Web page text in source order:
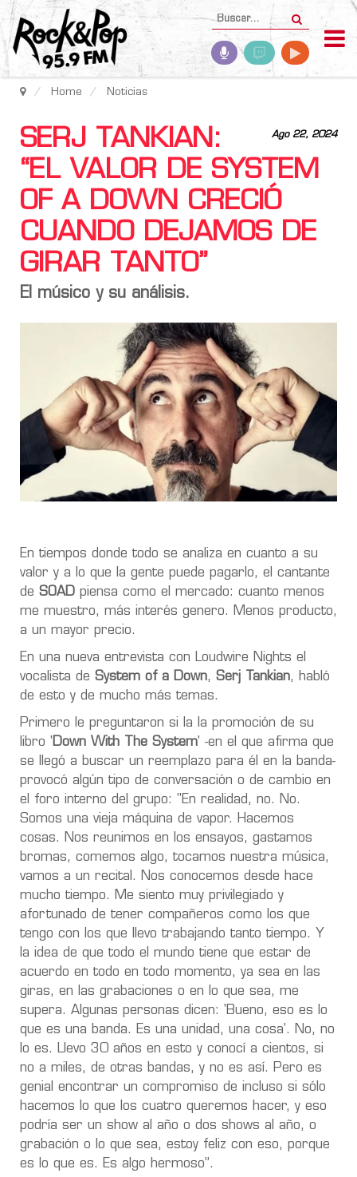
Home Noticias
Ago 22, 2024
SERJ TANKIAN:
“EL VALOR DE SYSTEM
OF A DOWN CRECIÓ
CUANDO DEJAMOS DE
GIRAR TANTO”
El músico y su análisis.
En tiempos donde todo se analiza en cuanto a su
valor y a lo que la gente puede pagarlo, el cantante
de SOAD piensa como el mercado: cuanto menos
me muestro, más interés genero. Menos producto,
a un mayor precio.
En una nueva entrevista con Loudwire Nights el
vocalista de System of a Down, Serj Tankian, habló
de esto y de mucho más temas.
Primero le preguntaron si la la promoción de su
libro 'Down With The System' -en el que afirma que
se llegó a buscar un reemplazo para él en la banda-
provocó algún tipo de conversación o de cambio en
el foro interno del grupo: "En realidad, no. No.
Somos una vieja máquina de vapor. Hacemos
cosas. Nos reunimos en los ensayos, gastamos
bromas, comemos algo, tocamos nuestra música,
vamos a un recital. Nos conocemos desde hace
mucho tiempo. Me siento muy privilegiado y
afortunado de tener compañeros como los que
tengo con los que llevo trabajando tanto tiempo. Y
la idea de que todo el mundo tiene que estar de
acuerdo en todo en todo momento, ya sea en las
giras, en las grabaciones o en lo que sea, me
supera. Algunas personas dicen: 'Bueno, eso es lo
que es una banda. Es una unidad, una cosa'. No, no
lo es. Llevo 30 años en esto y conocí a cientos, si
no a miles, de otras bandas, y no es así.
Pero es
genial encontrar un compromiso de incluso si sólo
hacemos lo que los cuatro queremos hacer, y eso
podría ser un show al año o dos shows al año, o
grabación o lo que sea, estoy feliz con eso, porque
es lo que es. Es algo hermoso”.